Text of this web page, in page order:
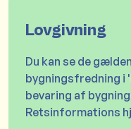
Lovgivning
Du kan se de
bygningsfredning i
bevaring af
Retsinformations